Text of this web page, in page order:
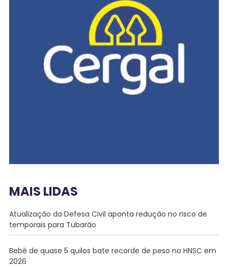
MAIS LIDAS
Atualização da Defesa Civil aponta redução no risco de
temporais para Tubarão
Bebê de quase 5 quilos bate recorde de peso no HNSC em
2026